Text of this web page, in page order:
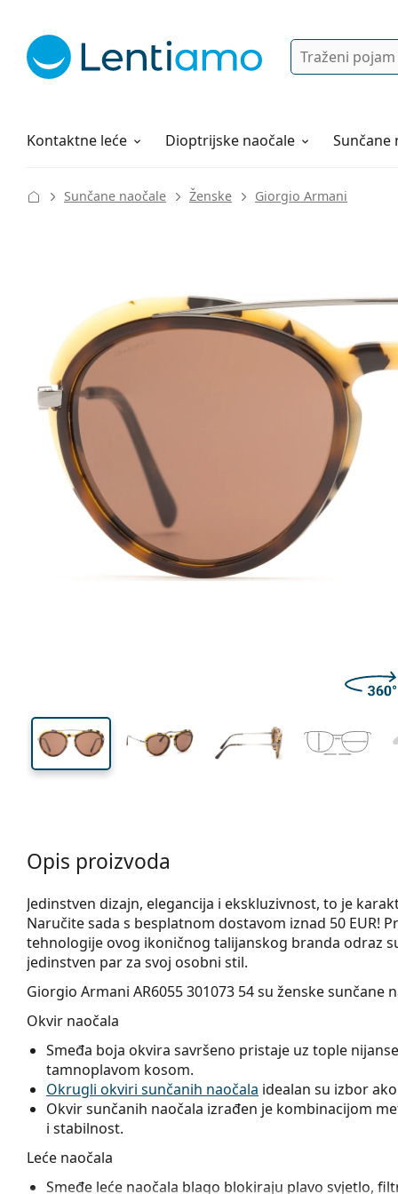
Pretraga
Kontaktne leće
Otopine za leće Dioptrijske naočale Sunčane
Sve o kupovini
Sunčane naočale Ženske Giorgio Armani
45 mm
Visina leće Širina leće
Širina
Opis proizvoda
Jedinstven dizajn, elegancija i ekskluzivnost, to je
Naručite sada s besplatnom dostavom iznad 50 EUR!
tehnologije ovog ikoničnog talijanskog branda odraz
jedinstven par za svoj osobni stil.
Giorgio Armani AR6055 301073 54su ženske sunčane
Okvir naočala
Smeđa boja okvira savršeno pristaje uz tople
tamnoplavom kosom.
Okrugli okviri sunčanih naočala idealan su izbor
Okvir sunčanih naočala izrađen je kombinacijom
i stabilnost.
Leće naočala
Smeđe leće naočala blago blokiraju plavo svjetlo,